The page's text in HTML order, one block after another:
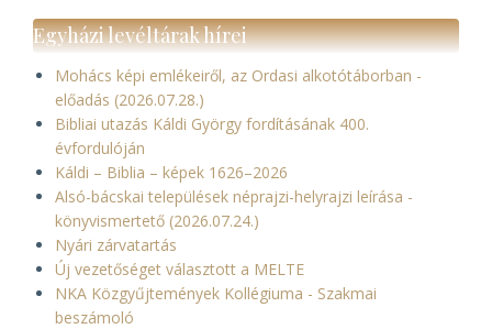
Egyházi levéltárak hírei
Mohács képi emlékeiről, az Ordasi alkotótáborban -
előadás (2026.07.28.)
Bibliai utazás Káldi György fordításának 400.
évfordulóján
Káldi – Biblia – képek 1626–2026
Alsó-bácskai települések néprajzi-helyrajzi leírása -
könyvismertető (2026.07.24.)
Nyári zárvatartás
Új vezetőséget választott a MELTE
NKA Közgyűjtemények Kollégiuma - Szakmai
beszámoló